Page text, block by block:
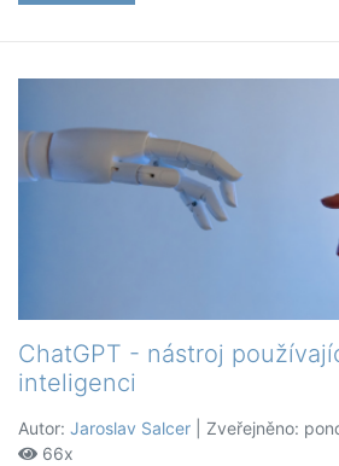
ChatGPT - nástroj
inteligenci
Autor: Jaroslav Salcer | Zveřejněno:
66x